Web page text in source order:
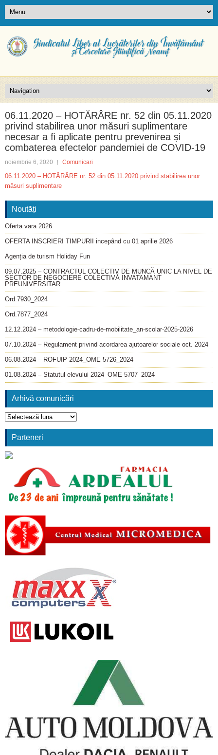
06.11.2020 – HOTĂRÂRE nr. 52 din 05.11.2020
privind stabilirea unor măsuri suplimentare
necesar a fi aplicate pentru prevenirea și
combaterea efectelor pandemiei de COVID-19
noiembrie 6, 2020 Comunicari
06.11.2020 – HOTĂRÂRE nr. 52 din 05.11.2020 privind stabilirea unor
măsuri suplimentare
Noutăți
Oferta vara 2026
OFERTA INSCRIERI TIMPURII incepând cu 01 aprilie 2026
Agenția de turism Holiday Fun
09.07.2025 – CONTRACTUL COLECTIV DE MUNCĂ UNIC LA NIVEL DE
SECTOR DE NEGOCIERE COLECTIVĂ INVATAMANT
PREUNIVERSITAR
Ord.7930_2024
Ord.7877_2024
12.12.2024 – metodologie-cadru-de-mobilitate_an-scolar-2025-2026
07.10.2024 – Regulament privind acordarea ajutoarelor sociale oct. 2024
06.08.2024 – ROFUIP 2024_OME 5726_2024
01.08.2024 – Statutul elevului 2024_OME 5707_2024
Arhivă comunicări
Arhivă
comunicări
Parteneri